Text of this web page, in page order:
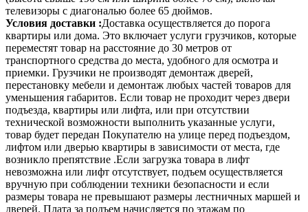
телевизоры с диагональю более 65 дюймов.
Условия доставки :Доставка осуществляется до порога
квартиры или дома. Это включает услуги грузчиков, которые
переместят товар на расстояние до 30 метров от
транспортного средства до места, удобного для осмотра и
приемки. Грузчики не производят демонтаж дверей,
перестановку мебели и демонтаж любых частей товаров для
уменьшения габаритов. Если товар не проходит через двери
подъезда, квартиры или лифта, или при отсутствии
технической возможности выполнить указанные услуги,
товар будет передан Покупателю на улице перед подъездом,
лифтом или дверью квартиры в зависимости от места, где
возникло препятствие .Если загрузка товара в лифт
невозможна или лифт отсутствует, подъем осуществляется
вручную при соблюдении техники безопасности и если
размеры товара не превышают размеры лестничных маршей и
дверей. Плата за подъем начисляется по этажам по